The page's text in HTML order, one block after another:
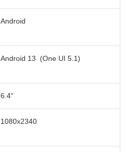
Android
Android 13 (One UI 5.1)
6.4"
1080x2340